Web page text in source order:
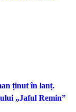
ținut în lanț.
„Jaful Remin”